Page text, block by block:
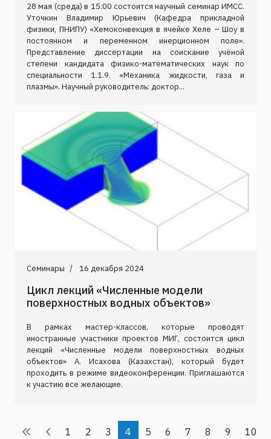
28 мая (среда) в 15:00 состоится научный семинар ИМСС.
Уточкин Владимир Юрьевич (Кафедра прикладной
физики, ПНИПУ) «Хемоконвекция в ячейке Хеле – Шоу в
постоянном и переменном инерционном поле».
Представление диссертации на соискание учёной
степени кандидата физико-математических наук по
специальности 1.1.9. «Механика жидкости, газа и
плазмы». Научный руководитель: доктор...
Семинары 16 декабря 2024
Цикл лекций «Численные модели
поверхностных водных объектов»
В рамках мастер-классов, которые проводят
иностранные участники проектов МИГ, состоится цикл
лекций «Численные модели поверхностных водных
объектов» А. Исахова (Казахстан), который будет
проходить в режиме видеоконференции. Приглашаются
к участию все желающие.
1 2 3 4 5 6 7 8 9 10